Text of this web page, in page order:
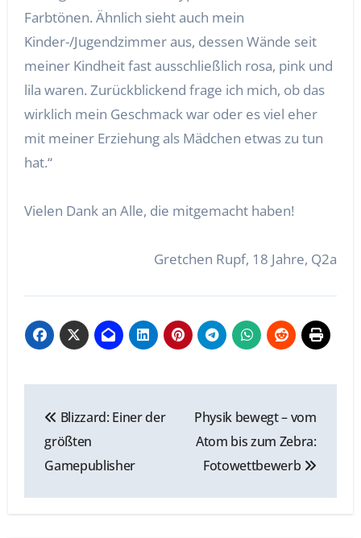
Farbtönen. Ähnlich sieht auch mein
Kinder-/Jugendzimmer aus, dessen Wände seit
meiner Kindheit fast ausschließlich rosa, pink und
lila waren. Zurückblickend frage ich mich, ob das
wirklich mein Geschmack war oder es viel eher
mit meiner Erziehung als Mädchen etwas zu tun
hat.“
Vielen Dank an Alle, die mitgemacht haben!
Gretchen Rupf, 18 Jahre, Q2a
Blizzard: Einer der
größten
Gamepublisher
Physik bewegt – vom
Atom bis zum Zebra:
Fotowettbewerb